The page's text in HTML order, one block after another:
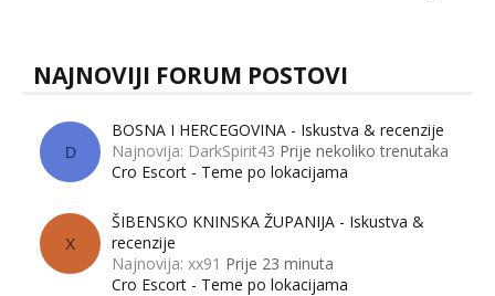
NAJNOVIJI FORUM POSTOVI
D
BOSNA I HERCEGOVINA - Iskustva & recenzije
Najnovija: DarkSpirit43 Prije nekoliko trenutaka
Cro Escort - Teme po lokacijama
X
ŠIBENSKO KNINSKA ŽUPANIJA - Iskustva &
recenzije
Najnovija: xx91 Prije 23 minuta
Cro Escort - Teme po lokacijama